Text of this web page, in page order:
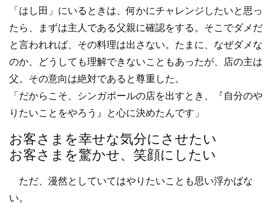
「はし田」にいるときは、何かにチャレンジしたいと思っ
たら、まずは主人である父親に確認をする。そこでダメだ
と言われれば、その料理は出さない。たまに、なぜダメな
のか、どうしても理解できないこともあったが、店の主は
父。その意向は絶対であると尊重した。
「だからこそ、シンガポールの店を出すとき、『自分のや
りたいことをやろう』と心に決めたんです」
お客さまを幸せな気分にさせたい
お客さまを驚かせ、笑顔にしたい
ただ、漫然としていてはやりたいことも思い浮かばな
い。